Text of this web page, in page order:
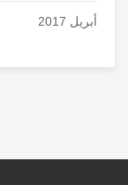
أبريل 2017